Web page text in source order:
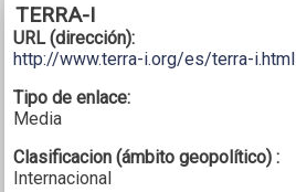
TERRA-I
URL (dirección):
http://www.terra-i.org/es/terra-i.html
Tipo de enlace:
Media
Clasificacion (ámbito geopolítico) :
Internacional